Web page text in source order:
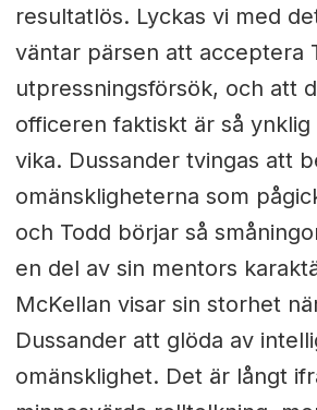
resultatlös. Lyckas vi med
väntar pärsen att acceptera
utpressningsförsök, och att
officeren faktiskt är så
vika. Dussander tvingas att
omänskligheterna som
och Todd börjar så
en del av sin mentors
McKellan visar sin storhet
Dussander att glöda av
omänsklighet. Det är långt